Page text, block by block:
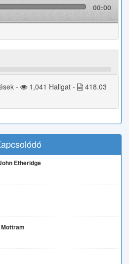
00:00
- 1,041 Hallgat -
418.03
Etheridge